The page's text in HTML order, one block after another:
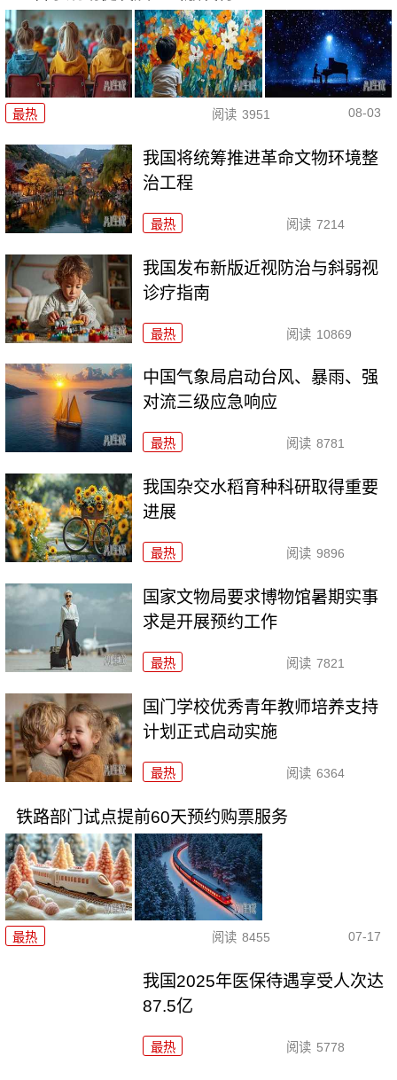
最热 阅读 3951 08-03
我国将统筹推进革命文物环境整
治工程
最热 阅读 7214
我国发布新版近视防治与斜弱视
诊疗指南
最热 阅读 10869
中国气象局启动台风、暴雨、强
对流三级应急响应
最热 阅读 8781
我国杂交水稻育种科研取得重要
进展
最热 阅读 9896
国家文物局要求博物馆暑期实事
求是开展预约工作
最热 阅读 7821
国门学校优秀青年教师培养支持
计划正式启动实施
最热 阅读 6364
铁路部门试点提前60天预约购票服务
最热 阅读 8455 07-17
我国2025年医保待遇享受人次达
87.5亿
最热 阅读 5778